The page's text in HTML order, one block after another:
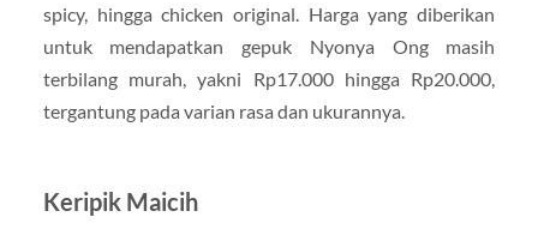
spicy, hingga chicken original. Harga yang diberikan
untuk mendapatkan gepuk Nyonya Ong masih
terbilang murah, yakni Rp17.000 hingga Rp20.000,
tergantung pada varian rasa dan ukurannya.
Keripik Maicih